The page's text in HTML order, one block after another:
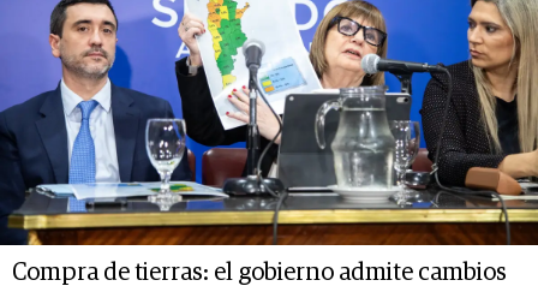
Compra de tierras: el gobierno admite cambios